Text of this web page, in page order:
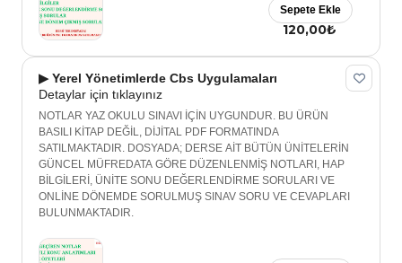
120,00₺
Sepete Ekle
▶ Yerel Yönetimlerde Cbs Uygulamaları
Detaylar için tıklayınız
NOTLAR YAZ OKULU SINAVI İÇİN UYGUNDUR. BU ÜRÜN
BASILI KİTAP DEĞİL, DİJİTAL PDF FORMATINDA
SATILMAKTADIR. DOSYADA; DERSE AİT BÜTÜN ÜNİTELERİN
GÜNCEL MÜFREDATA GÖRE DÜZENLENMİŞ NOTLARI, HAP
BİLGİLERİ, ÜNİTE SONU DEĞERLENDİRME SORULARI VE
ONLİNE DÖNEMDE SORULMUŞ SINAV SORU VE CEVAPLARI
BULUNMAKTADIR.